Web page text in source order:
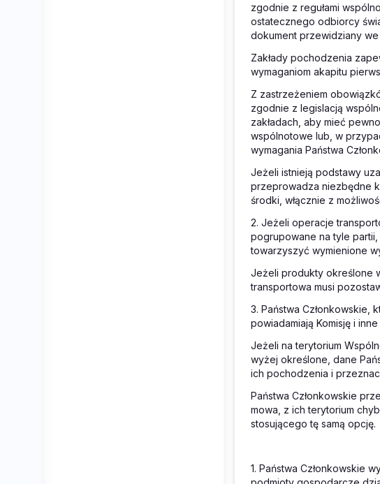
zgodnie z regułami
ostatecznego odbiorcy
dokument przewidziany
Zakłady pochodzenia
wymaganiom akapitu
Z zastrzeżeniem
zgodnie z legislacją
zakładach, aby mieć
wspólnotowe lub, w
wymagania Państwa
Jeżeli istnieją podstawy
przeprowadza niezbędne
środki, włącznie z
2. Jeżeli operacje
pogrupowane na tyle
towarzyszyć wymienione
Jeżeli produkty określone
transportowa musi
3. Państwa Członkowskie,
powiadamiają Komisję i
Jeżeli na terytorium
wyżej określone, dane
ich pochodzenia i
Państwa Członkowskie
mowa, z ich terytorium
stosującego tę samą opcję.
1. Państwa Członkowskie